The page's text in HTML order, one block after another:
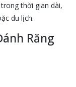
thời gian dài,
du lịch.
Răng